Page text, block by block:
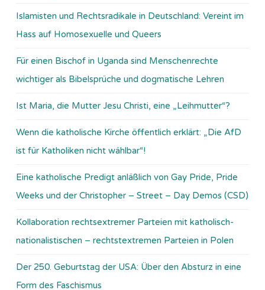
Islamisten und Rechtsradikale in Deutschland: Vereint im
Hass auf Homosexuelle und Queers
Für einen Bischof in Uganda sind Menschenrechte
wichtiger als Bibelsprüche und dogmatische Lehren
Ist Maria, die Mutter Jesu Christi, eine „Leihmutter“?
Wenn die katholische Kirche öffentlich erklärt: „Die AfD
ist für Katholiken nicht wählbar“!
Eine katholische Predigt anläßlich von Gay Pride, Pride
Weeks und der Christopher – Street – Day Demos (CSD)
Kollaboration rechtsextremer Parteien mit katholisch-
nationalistischen – rechtstextremen Parteien in Polen
Der 250. Geburtstag der USA: Über den Absturz in eine
Form des Faschismus